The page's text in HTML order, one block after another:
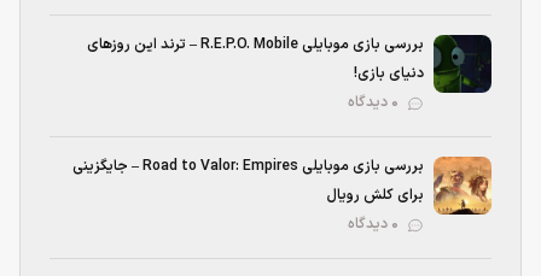
بررسی بازی موبایلی R.E.P.O. Mobile – ترند این روزهای
دنیای بازی!
بررسی بازی موبایلی Road to Valor: Empires – جایگزینی
برای کلش رویال